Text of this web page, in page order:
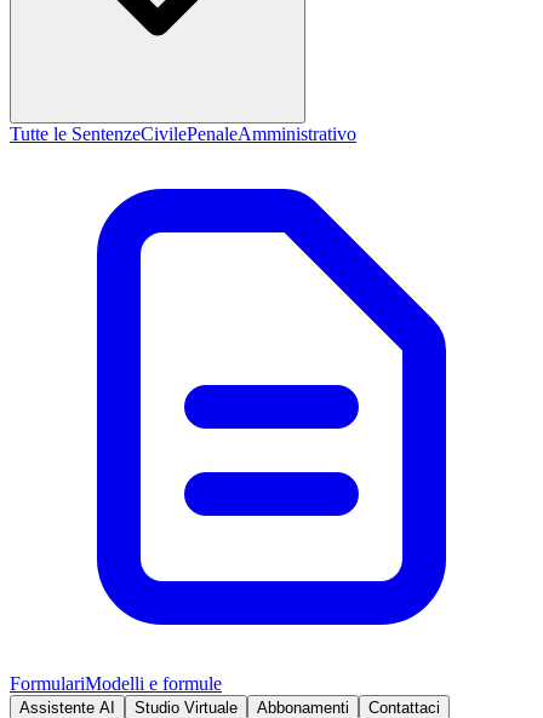
Tutte le SentenzeCivilePenaleAmministrativo
FormulariModelli e formule
Assistente AI Studio Virtuale Abbonamenti Contattaci